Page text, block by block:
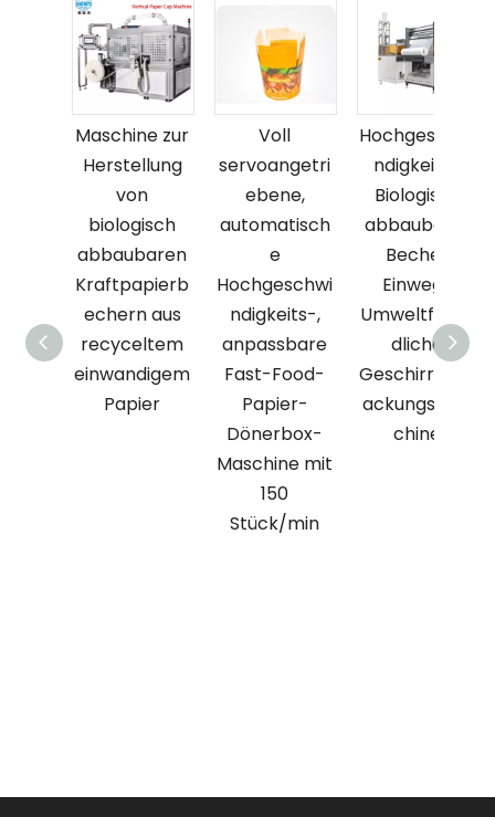
Maschine zur
Herstellung
von
biologisch
abbaubaren
Kraftpapierb
echern aus
recyceltem
einwandigem
Papier
Voll
servoangetri
ebene,
automatisch
e
Hochgeschwi
ndigkeits-,
anpassbare
Fast-Food-
Papier-
Dönerbox-
Maschine mit
150
Stück/min
Hochgeschwi
ndigkeits-
Biologisch
abbaubarer
Becher
Einweg-
Umweltfreun
dliche
Geschirrverp
ackungsmas
chine